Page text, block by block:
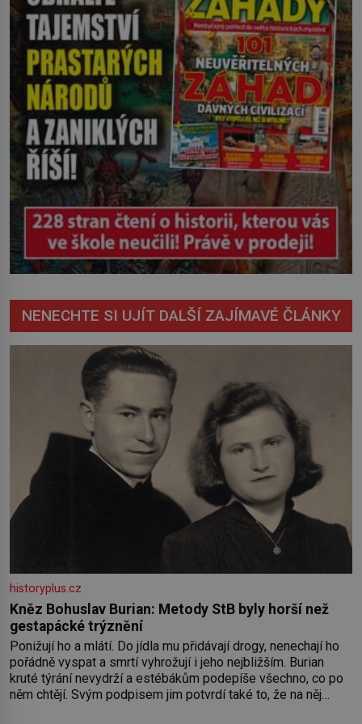
NENECHTE SI UJÍT DALŠÍ ZAJÍMAVÉ ČLÁNKY
historyplus.cz
Kněz Bohuslav Burian: Metody StB byly horší než
gestapácké trýznění
Ponižují ho a mlátí. Do jídla mu přidávají drogy, nenechají ho
pořádně vyspat a smrtí vyhrožují i jeho nejbližším. Burian
kruté týrání nevydrží a estébákům podepíše všechno, co po
něm chtějí. Svým podpisem jim potvrdí také to, že na něj